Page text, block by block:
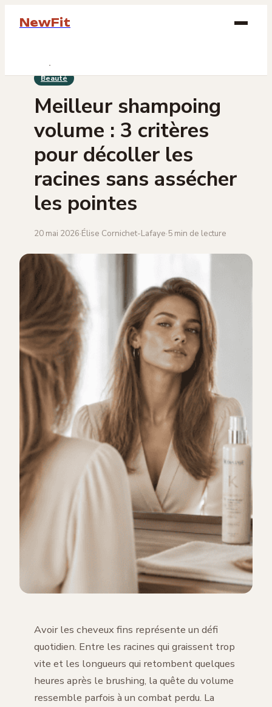
NewFit
Beauté
Lifestyle
Beauté
Meilleur shampoing
volume : 3 critères
pour décoller les
racines sans assécher
les pointes
20 mai 2026·Élise Cornichet-Lafaye·5 min de lecture
Avoir les cheveux fins représente un défi
quotidien. Entre les racines qui graissent trop
vite et les longueurs qui retombent quelques
heures après le brushing, la quête du volume
ressemble parfois à un combat perdu. La